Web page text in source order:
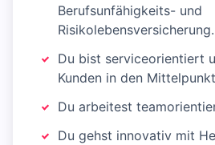
Berufsunfähigkeits- und
Risikolebensversicherung.
Du bist serviceorientiert
Kunden in den
Du arbeitest
Du gehst innovativ mit